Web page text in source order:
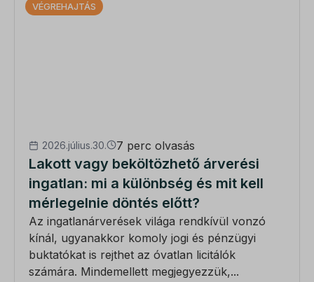
VÉGREHAJTÁS
2026.július.30. 7 perc olvasás
Lakott vagy beköltözhető árverési
ingatlan: mi a különbség és mit kell
mérlegelnie döntés előtt?
Az ingatlanárverések világa rendkívül vonzó
kínál, ugyanakkor komoly jogi és pénzügyi
buktatókat is rejthet az óvatlan licitálók
számára. Mindemellett megjegyezzük,...